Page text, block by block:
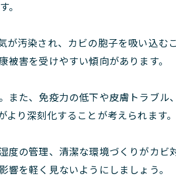
が汚染され、カビの胞子を吸い込む
害を受けやすい傾向があります。
また、免疫力の低下や皮膚トラブル
り深刻化することが考えられます。
度の管理、清潔な環境づくりがカビ
を軽く見ないようにしましょう。